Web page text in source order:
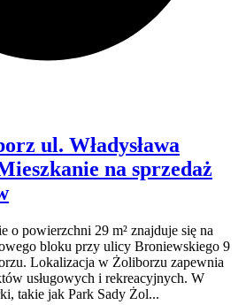
ul. Władysława
na sprzedaż
o powierzchni 29 m² znajduje się na
bloku przy ulicy Broniewskiego 9
Lokalizacja w Żoliborzu zapewnia
usługowych i rekreacyjnych. W
takie jak Park Sady Żol...